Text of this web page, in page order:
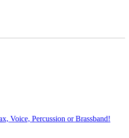
Voice, Percussion or Brassband!